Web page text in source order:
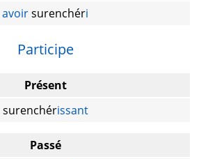
avoirsurenchéri
Participe
Présent
surenchérissant
Passé